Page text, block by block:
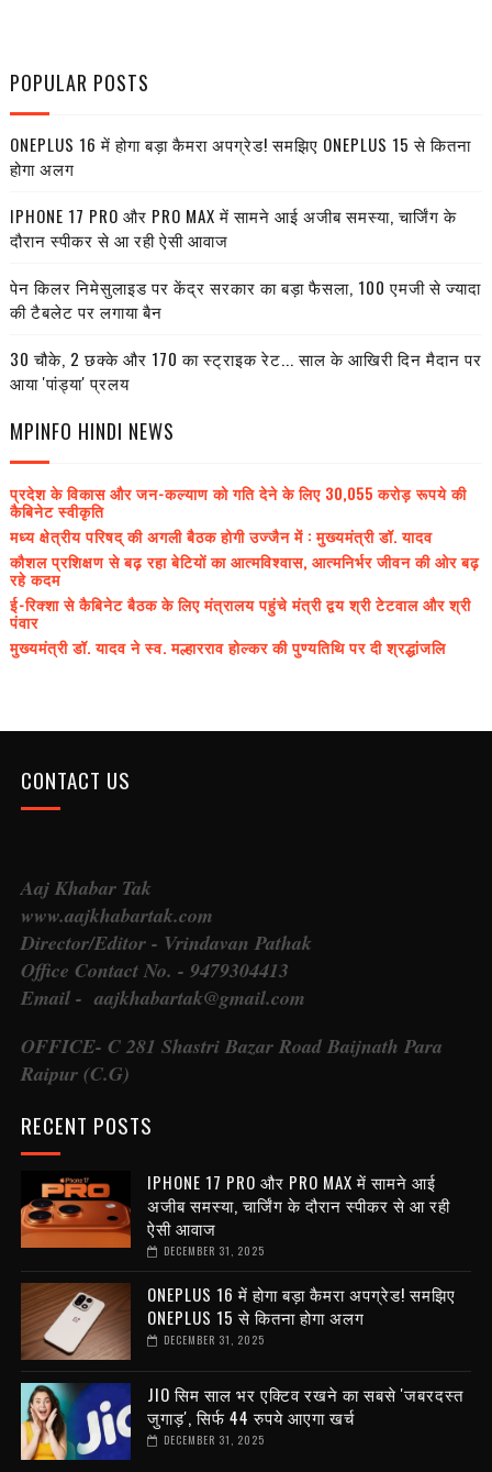
POPULAR POSTS
ONEPLUS 16 में होगा बड़ा कैमरा अपग्रेड! समझिए ONEPLUS 15 से कितना
होगा अलग
IPHONE 17 PRO और PRO MAX में सामने आई अजीब समस्या, चार्जिंग के
दौरान स्पीकर से आ रही ऐसी आवाज
पेन किलर निमेसुलाइड पर केंद्र सरकार का बड़ा फैसला, 100 एमजी से ज्यादा
की टैबलेट पर लगाया बैन
30 चौके, 2 छक्के और 170 का स्ट्राइक रेट... साल के आखिरी दिन मैदान पर
आया 'पांड्या' प्रलय
MPINFO HINDI NEWS
प्रदेश के विकास और जन-कल्याण को गति देने के लिए 30,055 करोड़ रूपये की
कैबिनेट स्वीकृति
मध्य क्षेत्रीय परिषद् की अगली बैठक होगी उज्जैन में : मुख्यमंत्री डॉ. यादव
कौशल प्रशिक्षण से बढ़ रहा बेटियों का आत्मविश्वास, आत्मनिर्भर जीवन की ओर बढ़
रहे कदम
ई-रिक्शा से कैबिनेट बैठक के लिए मंत्रालय पहुंचे मंत्री द्वय श्री टेटवाल और श्री
पंवार
मुख्यमंत्री डॉ. यादव ने स्व. मल्हारराव होल्कर की पुण्यतिथि पर दी श्रद्धांजलि
CONTACT US
Aaj Khabar Tak
www.aajkhabartak.com
Director/Editor - Vrindavan Pathak
Office Contact No. - 9479304413
Email - aajkhabartak@gmail.com
OFFICE- C 281 Shastri Bazar Road Baijnath Para
Raipur (C.G)
RECENT POSTS
IPHONE 17 PRO और PRO MAX में सामने आई
अजीब समस्या, चार्जिंग के दौरान स्पीकर से आ रही
ऐसी आवाज
DECEMBER 31, 2025
ONEPLUS 16 में होगा बड़ा कैमरा अपग्रेड! समझिए
ONEPLUS 15 से कितना होगा अलग
DECEMBER 31, 2025
JIO सिम साल भर एक्टिव रखने का सबसे 'जबरदस्त
जुगाड़', सिर्फ 44 रुपये आएगा खर्च
DECEMBER 31, 2025